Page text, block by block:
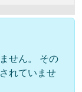
せん。 その
れていませ